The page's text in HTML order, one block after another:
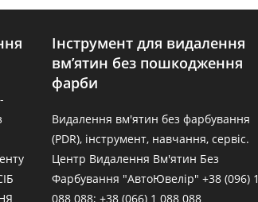
Інструмент для видалення
вм’ятин без пошкодження
фарби
Видалення вм'ятин без фарбування
(PDR), інструмент, навчання, сервіс.
Центр Видалення Вм'ятин Без
Фарбування "АвтоЮвелір" +38 (096) 1
088 088; +38 (066) 1 088 088